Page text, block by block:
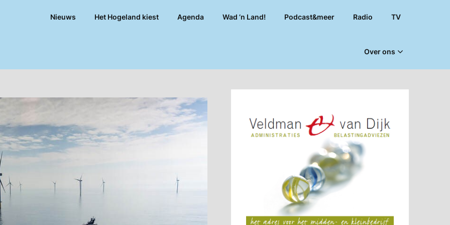
Nieuws Het Hogeland kiest Agenda Wad ’n Land! Podcast&meer Radio TV
Over ons